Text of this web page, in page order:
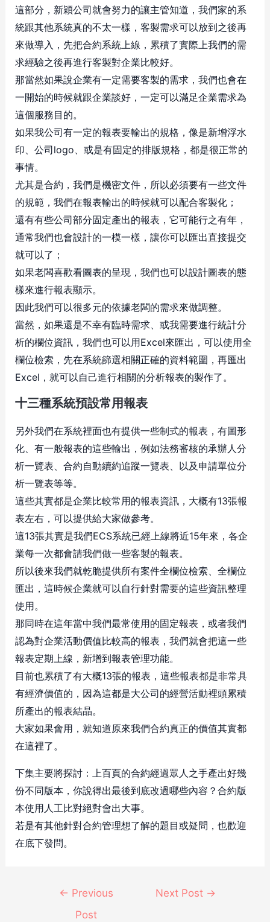
這部分，新穎公司就會努力的讓主管知道，我們家的系
統跟其他系統真的不太一樣，客製需求可以放到之後再
來做導入，先把合約系統上線，累積了實際上我們的需
求經驗之後再進行客製對企業比較好。
那當然如果說企業有一定需要客製的需求，我們也會在
一開始的時候就跟企業談好，一定可以滿足企業需求為
這個服務目的。
如果我公司有一定的報表要輸出的規格，像是新增浮水
印、公司logo、或是有固定的排版規格，都是很正常的
事情。
尤其是合約，我們是機密文件，所以必須要有一些文件
的規範，我們在報表輸出的時候就可以配合客製化；
還有有些公司部分固定產出的報表，它可能行之有年，
通常我們也會設計的一模一樣，讓你可以匯出直接提交
就可以了；
如果老闆喜歡看圖表的呈現，我們也可以設計圖表的態
樣來進行報表顯示。
因此我們可以很多元的依據老闆的需求來做調整。
當然，如果還是不幸有臨時需求、或我需要進行統計分
析的欄位資訊，我們也可以用Excel來匯出，可以使用全
欄位檢索，先在系統篩選相關正確的資料範圍，再匯出
Excel，就可以自己進行相關的分析報表的製作了。
十三種系統預設常用報表
另外我們在系統裡面也有提供一些制式的報表，有圖形
化、有一般報表的這些輸出，例如法務審核的承辦人分
析一覽表、合約自動續約追蹤一覽表、以及申請單位分
析一覽表等等。
這些其實都是企業比較常用的報表資訊，大概有13張報
表左右，可以提供給大家做參考。
這13張其實是我們ECS系統已經上線將近15年來，各企
業每一次都會請我們做一些客製的報表。
所以後來我們就乾脆提供所有案件全欄位檢索、全欄位
匯出，這時候企業就可以自行針對需要的這些資訊整理
使用。
那同時在這年當中我們最常使用的固定報表，或者我們
認為對企業活動價值比較高的報表，我們就會把這一些
報表定期上線，新增到報表管理功能。
目前也累積了有大概13張的報表，這些報表都是非常具
有經濟價值的，因為這都是大公司的經營活動裡頭累積
所產出的報表結晶。
大家如果會用，就知道原來我們合約真正的價值其實都
在這裡了。
下集主要將探討：上百頁的合約經過眾人之手產出好幾
份不同版本，你說得出最後到底改過哪些內容？合約版
本使用人工比對絕對會出大事。
若是有其他針對合約管理想了解的題目或疑問，也歡迎
在底下發問。
← Previous
Post
Next Post →